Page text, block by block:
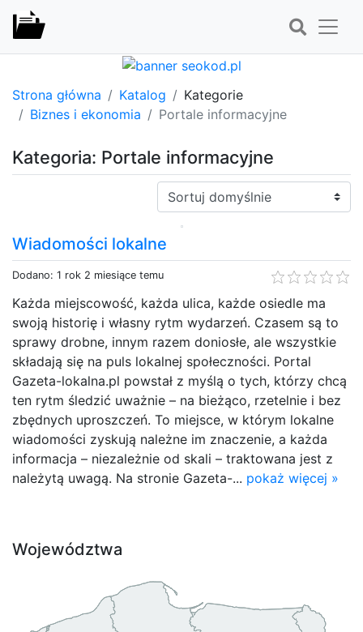
Strona główna Katalog
Kategorie
Biznes i ekonomia
Portale informacyjne
Kategoria: Portale informacyjne
Sortuj:
Wiadomości lokalne
Dodano: 1 rok 2 miesiące temu
Każda miejscowość, każda ulica, każde osiedle ma
swoją historię i własny rytm wydarzeń. Czasem są to
sprawy drobne, innym razem doniosłe, ale wszystkie
składają się na puls lokalnej społeczności. Portal
Gazeta-lokalna.pl powstał z myślą o tych, którzy chcą
ten rytm śledzić uważnie – na bieżąco, rzetelnie i bez
zbędnych uproszczeń. To miejsce, w którym lokalne
wiadomości zyskują należne im znaczenie, a każda
informacja – niezależnie od skali – traktowana jest z
należytą uwagą. Na stronie Gazeta-... pokaż więcej »
Województwa